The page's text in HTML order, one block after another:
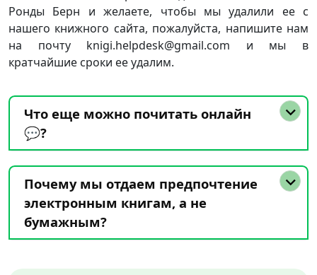
Ронды Берн и желаете, чтобы мы удалили ее с
нашего книжного сайта, пожалуйста, напишите нам
на почту knigi.helpdesk@gmail.com и мы в
кратчайшие сроки ее удалим.
Что еще можно почитать онлайн
💬?
Почему мы отдаем предпочтение
электронным книгам, а не
бумажным?